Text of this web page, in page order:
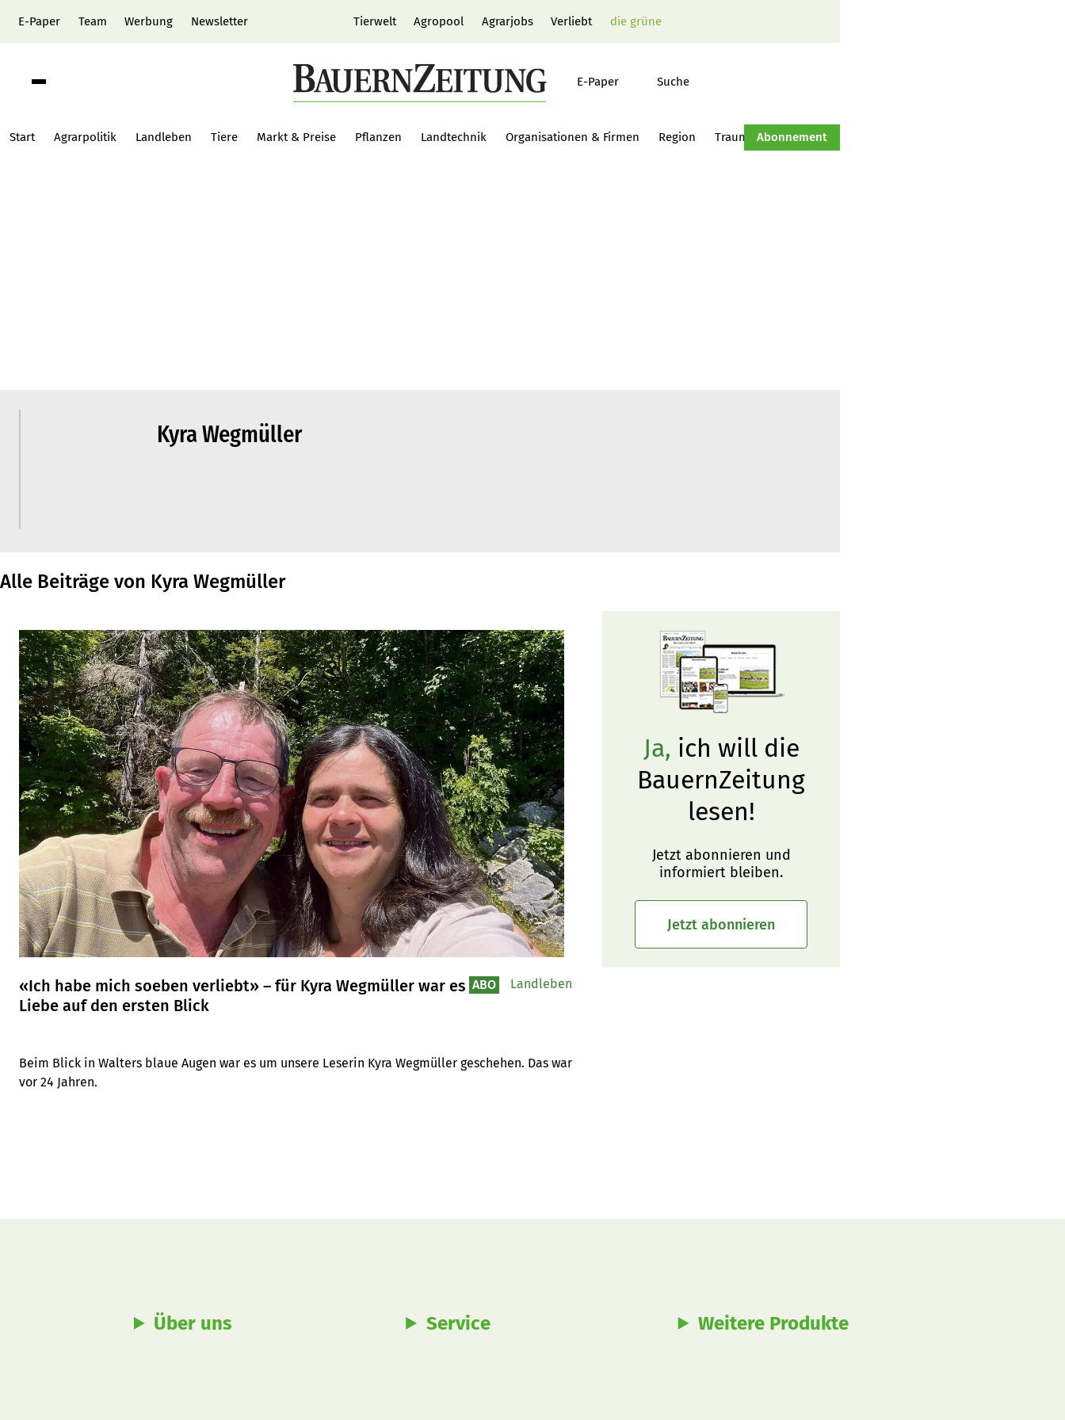
E-Paper Team Werbung Newsletter Tierwelt Agropool Agrarjobs Verliebt die grüne
E-Paper Suche
Start Agrarpolitik Landleben Tiere Markt & Preise Pflanzen Landtechnik Organisationen & Firmen Region Traumtraktor Hof-Management
Abonnement
Kyra Wegmüller
Alle Beiträge von Kyra Wegmüller
«Ich habe mich soeben verliebt» – für Kyra Wegmüller war es
Liebe auf den ersten Blick
Beim Blick in Walters blaue Augen war es um unsere Leserin Kyra Wegmüller geschehen. Das war
vor 24 Jahren.
ABO Landleben
Ja, ich will die
BauernZeitung
lesen!
Jetzt abonnieren und
informiert bleiben.
Jetzt abonnieren
Über uns Service Weitere Produkte